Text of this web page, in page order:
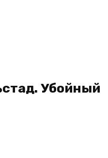
Убойный